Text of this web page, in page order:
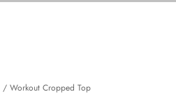
/ Workout Cropped Top